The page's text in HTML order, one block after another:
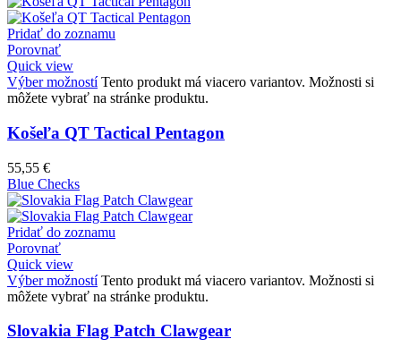
Pridať do zoznamu
Porovnať
Quick view
Výber možností Tento produkt má viacero variantov. Možnosti si
môžete vybrať na stránke produktu.
Košeľa QT Tactical Pentagon
55,55 €
Blue Checks
Pridať do zoznamu
Porovnať
Quick view
Výber možností Tento produkt má viacero variantov. Možnosti si
môžete vybrať na stránke produktu.
Slovakia Flag Patch Clawgear